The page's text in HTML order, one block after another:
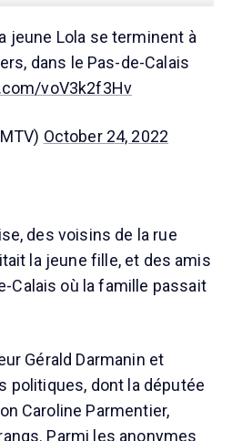
jeune Lola se terminent à
dans le Pas-de-Calais
voV3k2f3Hv
October 24, 2022
des voisins de la rue
la jeune fille, et des amis
Calais où la famille passait
Gérald Darmanin et
politiques, dont la députée
Caroline Parmentier,
Parmi les anonymes